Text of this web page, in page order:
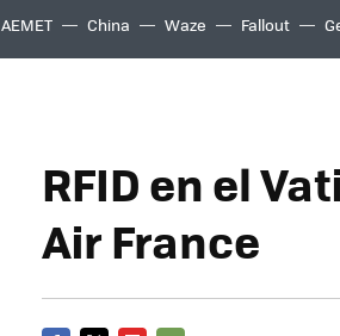
AEMET China Waze Fallout
RFID en el
Air France